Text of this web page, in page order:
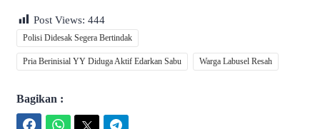
Post Views: 444
Polisi Didesak Segera Bertindak
Pria Berinisial YY Diduga Aktif Edarkan Sabu Warga Labusel Resah
Bagikan :